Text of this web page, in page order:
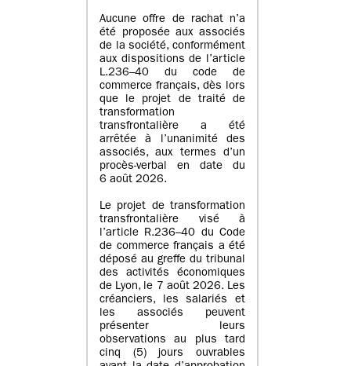
Aucune offre de rachat n’a
été proposée aux associés
de la société, conformément
aux dispositions de l’article
L.236–40 du code de
commerce français, dès lors
que le projet de traité de
transformation
transfrontalière a été
arrêtée à l’unanimité des
associés, aux termes d’un
procès-verbal en date du
6 août 2026.
Le projet de transformation
transfrontalière visé à
l’article R.236–40 du Code
de commerce français a été
déposé au greffe du tribunal
des activités économiques
de Lyon, le 7 août 2026. Les
créanciers, les salariés et
les associés peuvent
présenter leurs
observations au plus tard
cinq (5) jours ouvrables